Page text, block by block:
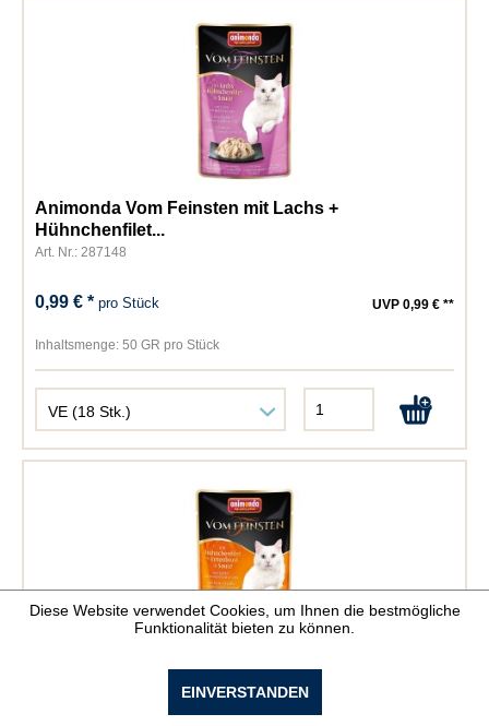
Animonda Vom Feinsten mit Lachs +
Hühnchenfilet...
Art. Nr.: 287148
0,99 € *pro Stück UVP 0,99 € **
Inhaltsmenge: 50 GR pro Stück
Animonda Vom Feinsten mit Hühnchenfilet +...
Diese Website verwendet Cookies, um Ihnen die bestmögliche
Funktionalität bieten zu können.
EINVERSTANDEN